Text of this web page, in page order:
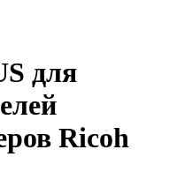
для
Ricoh